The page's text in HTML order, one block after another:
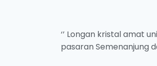
‘’ Longan kristal amat
pasaran Semenanjung